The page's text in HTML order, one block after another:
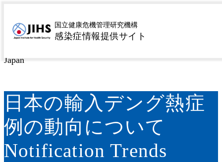
国立健康危機管理研究機構
感染症情報提供サイト
トップページ>感染症を探す>疾患名から探す
デング熱> 日本の輸入デング熱症例の動向について
Japan
日本の輸入デング熱症
例の動向について
Notification Trends